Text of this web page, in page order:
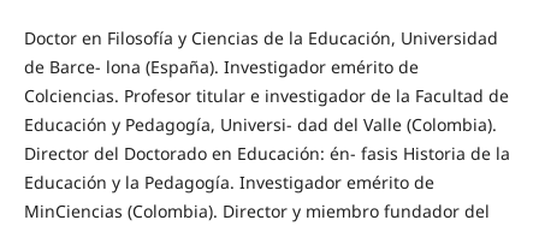
Doctor en Filosofía y Ciencias de la Educación, Universidad
de Barce- lona (España). Investigador emérito de
Colciencias. Profesor titular e investigador de la Facultad de
Educación y Pedagogía, Universi- dad del Valle (Colombia).
Director del Doctorado en Educación: én- fasis Historia de la
Educación y la Pedagogía. Investigador emérito de
MinCiencias (Colombia). Director y miembro fundador del